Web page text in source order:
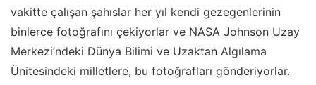
vakitte çalışan şahıslar her yıl kendi gezegenlerinin
binlerce fotoğrafını çekiyorlar ve NASA Johnson Uzay
Merkezi’ndeki Dünya Bilimi ve Uzaktan Algılama
Ünitesindeki milletlere, bu fotoğrafları gönderiyorlar.